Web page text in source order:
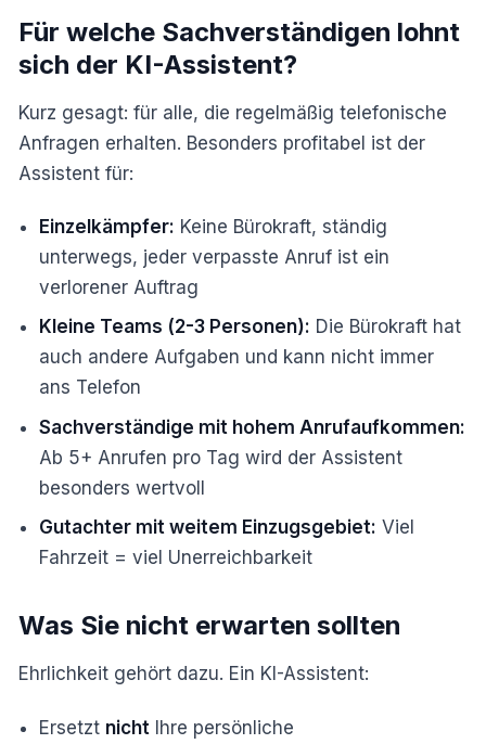
Für welche Sachverständigen lohnt
sich der KI-Assistent?
Kurz gesagt: für alle, die regelmäßig telefonische
Anfragen erhalten. Besonders profitabel ist der
Assistent für:
Einzelkämpfer: Keine Bürokraft, ständig
unterwegs, jeder verpasste Anruf ist ein
verlorener Auftrag
Kleine Teams (2-3 Personen): Die Bürokraft hat
auch andere Aufgaben und kann nicht immer
ans Telefon
Sachverständige mit hohem Anrufaufkommen:
Ab 5+ Anrufen pro Tag wird der Assistent
besonders wertvoll
Gutachter mit weitem Einzugsgebiet: Viel
Fahrzeit = viel Unerreichbarkeit
Was Sie nicht erwarten sollten
Ehrlichkeit gehört dazu. Ein KI-Assistent:
Ersetzt nicht Ihre persönliche